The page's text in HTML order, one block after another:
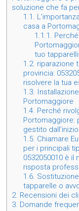
soluzione che fa
1.1.
casa a
1.1.1.
tuo
1.2. riparazione
provincia:
risolvere la tua
1.3.
Portomaggiore
1.4. Perché
Portomaggiore:
gestito
1.5. Chiamare
per i principali
0532050010 è
risposta
1.6.
tapparelle o
2. Recensioni dei
3. Domande